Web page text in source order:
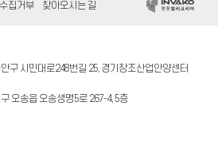
집거부 찾아오시는 길
구 시민대로248번길 25, 경기창조산업안양센터
오송읍 오송생명5로 267-4, 5층